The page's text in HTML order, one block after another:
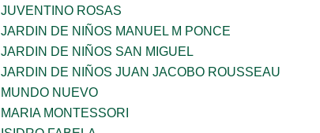
JUVENTINO ROSAS
JARDIN DE NIÑOS MANUEL M PONCE
JARDIN DE NIÑOS SAN MIGUEL
JARDIN DE NIÑOS JUAN JACOBO ROUSSEAU
MUNDO NUEVO
MARIA MONTESSORI